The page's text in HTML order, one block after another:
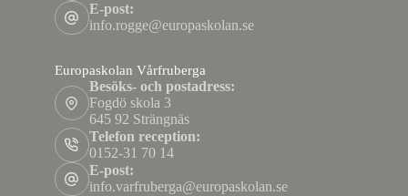
E-post:
info.rogge@europaskolan.se
Europaskolan Vårfruberga
Besöks- och postadress:
Fogdö skola 3
645 92 Strängnäs
Telefon reception:
0152-31 70 14
E-post:
info.varfruberga@europaskolan.se